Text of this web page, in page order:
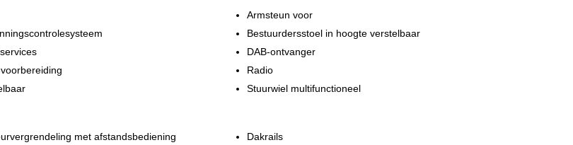
de beschikbaarheid.
mogelijk weer te geven. Fouten zijn echter nooit uit te sluiten. Vertrouw daarom niet alleen op deze informatie,
Armsteun voor
Bestuurdersstoel in hoogte verstelbaar
DAB-ontvanger
Radio
Stuurwiel multifunctioneel
met afstandsbediening
Dakrails